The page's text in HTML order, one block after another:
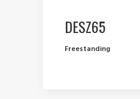
DESZ65
Freestanding